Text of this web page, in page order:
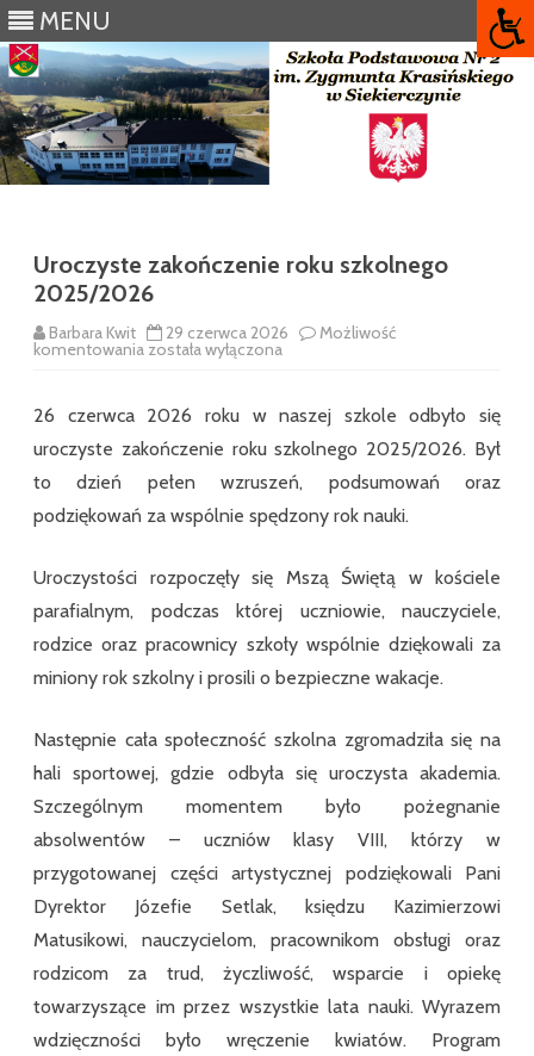
MENU
Uroczyste zakończenie roku szkolnego
2025/2026
Barbara Kwit 29 czerwca 2026 Możliwość
komentowaniaUroczyste
zakończenie
2025/2026
została wyłączona
26 czerwca 2026 roku w naszej szkole odbyło się
uroczyste zakończenie roku szkolnego 2025/2026. Był
to dzień pełen wzruszeń, podsumowań oraz
podziękowań za wspólnie spędzony rok nauki.
Uroczystości rozpoczęły się Mszą Świętą w kościele
parafialnym, podczas której uczniowie, nauczyciele,
rodzice oraz pracownicy szkoły wspólnie dziękowali za
miniony rok szkolny i prosili o bezpieczne wakacje.
Następnie cała społeczność szkolna zgromadziła się na
hali sportowej, gdzie odbyła się uroczysta akademia.
Szczególnym momentem było pożegnanie
absolwentów – uczniów klasy VIII, którzy w
przygotowanej części artystycznej podziękowali Pani
Dyrektor Józefie Setlak, księdzu Kazimierzowi
Matusikowi, nauczycielom, pracownikom obsługi oraz
rodzicom za trud, życzliwość, wsparcie i opiekę
towarzyszące im przez wszystkie lata nauki. Wyrazem
wdzięczności było wręczenie kwiatów. Program